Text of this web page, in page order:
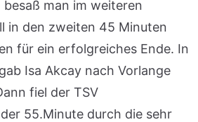
man im weiteren
in den zweiten 45 Minuten
für ein erfolgreiches Ende. In
Isa Akcay nach Vorlange
fiel der TSV
55.Minute durch die sehr